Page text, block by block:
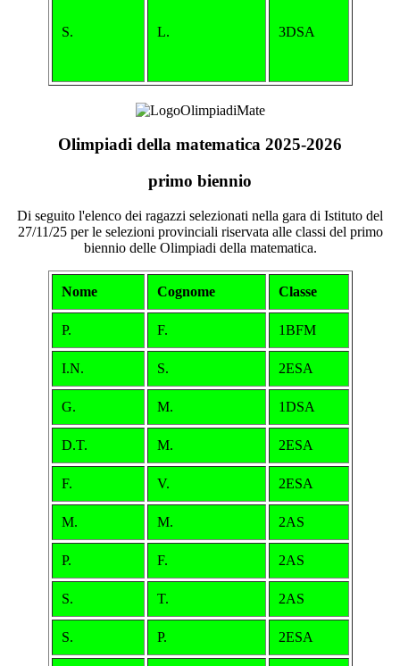
S. L. 3DSA
Olimpiadi della matematica 2025-2026
primo biennio
Di seguito l'elenco dei ragazzi selezionati nella gara di Istituto del
27/11/25 per le selezioni provinciali riservata alle classi del primo
biennio delle Olimpiadi della matematica.
Nome Cognome Classe
P. F. 1BFM
I.N. S. 2ESA
G. M. 1DSA
D.T. M. 2ESA
F. V. 2ESA
M. M. 2AS
P. F. 2AS
S. T. 2AS
S. P. 2ESA